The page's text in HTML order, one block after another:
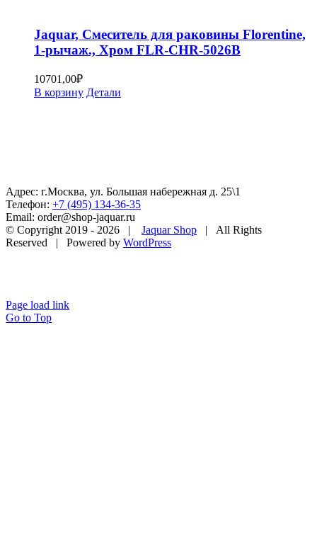
Jaquar, Смеситель для раковины Florentine,
1-рычаж., Хром FLR-CHR-5026B
10701,00₽
В корзину Детали
Адрес: г.Москва, ул. Большая набережная д. 25\1
Телефон: +7 (495) 134-36-35
Email: order@shop-jaquar.ru
© Copyright 2019 - 2026 | Jaquar Shop | All Rights
Reserved | Powered by WordPress
Page load link
Go to Top